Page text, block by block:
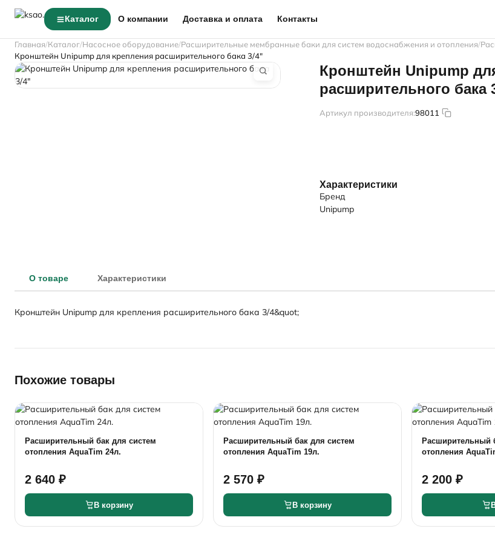
Каталог О компании Доставка и оплата Контакты
Главная Каталог Насосное оборудование Расширительные мембранные баки для систем водоснабжения и отопления
Кронштейн Unipump для крепления расширительного бака 3/4"
Кронштейн Unipump
расширительного бака
Артикул производителя:98011
Характеристики
Бренд
Unipump
О товаре Характеристики
Кронштейн Unipump для крепления расширительного бака 3/4&quot;
Похожие товары
Расширительный бак для систем
отопления AquaTim 24л.
2 640 ₽
В корзину
Расширительный бак для систем
отопления AquaTim 19л.
2 570 ₽
В корзину
Расширительный
отопления
2 200 ₽